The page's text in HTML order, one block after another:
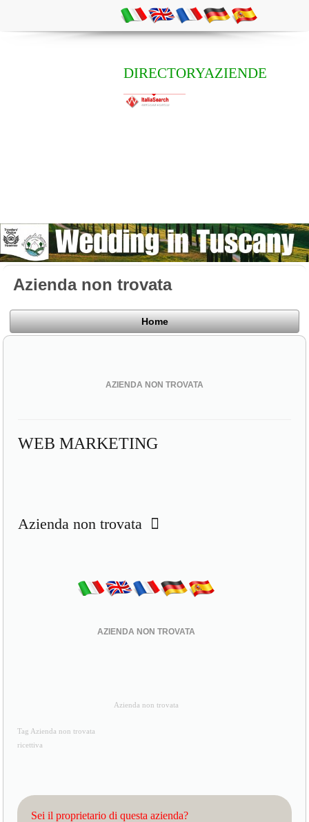
DIRECTORYAZIENDE
Azienda non trovata
Home
AZIENDA NON TROVATA
WEB MARKETING
Azienda non trovata
AZIENDA NON TROVATA
Azienda non trovata
Tag Azienda non trovata
ricettiva
Sei il proprietario di questa azienda?